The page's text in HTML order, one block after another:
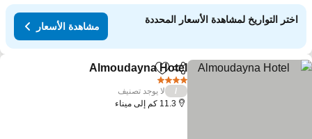
اختر التواريخ لمشاهدة الأسعار المحددة
مشاهدة الأسعار
مشاركةAdd to favorites
Almoudayna Hotel
لا يوجد تصنيف
11.3 كم إلى ميناء